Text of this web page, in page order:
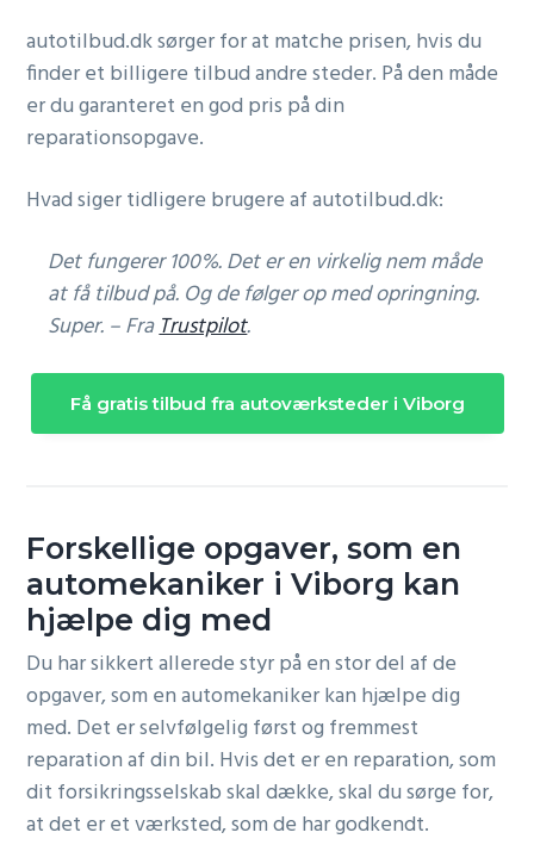
autotilbud.dk sørger for at matche prisen, hvis du
finder et billigere tilbud andre steder. På den måde
er du garanteret en god pris på din
reparationsopgave.
Hvad siger tidligere brugere af autotilbud.dk:
Det fungerer 100%. Det er en virkelig nem måde
at få tilbud på. Og de følger op med opringning.
Super. – FraTrustpilot.
Få gratis tilbud fra autoværksteder i Viborg
Forskellige opgaver, som en
automekaniker i Viborg kan
hjælpe dig med
Du har sikkert allerede styr på en stor del af de
opgaver, som en automekaniker kan hjælpe dig
med. Det er selvfølgelig først og fremmest
reparation af din bil. Hvis det er en reparation, som
dit forsikringsselskab skal dække, skal du sørge for,
at det er et værksted, som de har godkendt.